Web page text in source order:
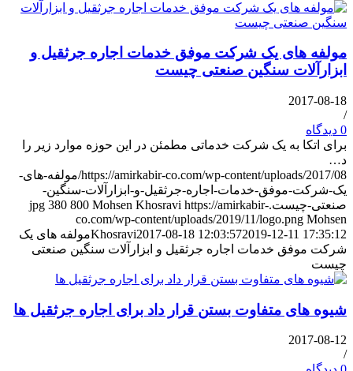
مولفه های یک شرکت موفق خدمات اجاره جرثقیل و
ابزارآلات سنگین صنعتی چیست
2017-08-18
/
0 دیدگاه
برای اتکا به یک شرکت خدماتی مطمئن در این حوزه موارد زیر را
د…
https://amirkabir-co.com/wp-content/uploads/2017/08/مولفه-های-
یک-شرکت-موفق-خدمات-اجاره-جرثقیل-و-ابزارآلات-سنگین-
صنعتی-چیست.jpg
380 800 Mohsen Khosravi https://amirkabir-
co.com/wp-content/uploads/2019/11/logo.png Mohsen
Khosravi2017-08-18 12:03:572019-12-11 17:35:12
مولفه های یک
شرکت موفق خدمات اجاره جرثقیل و ابزارآلات سنگین صنعتی
چیست
شیوه های متفاوت بستن قرار داد برای اجاره جرثقیل ها
2017-08-12
/